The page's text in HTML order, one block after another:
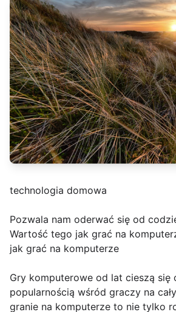
technologia domowa
Pozwala nam oderwać się od
Wartość tego jak grać na
jak grać na komputerze
Gry komputerowe od lat cieszą się
popularnością wśród graczy na
granie na komputerze to nie tylko